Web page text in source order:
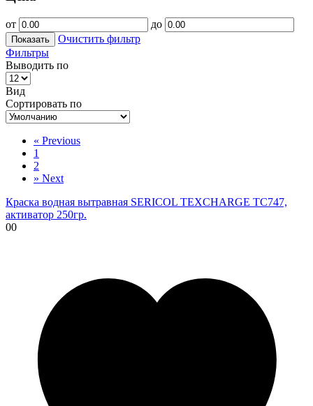
от до
Показать
Очистить фильтр
Фильтры
Выводить по
Вид
Сортировать по
« Previous
1
2
» Next
Краска водная вытравная SERICOL TEXCHARGE TC747,
активатор 250гр.
00